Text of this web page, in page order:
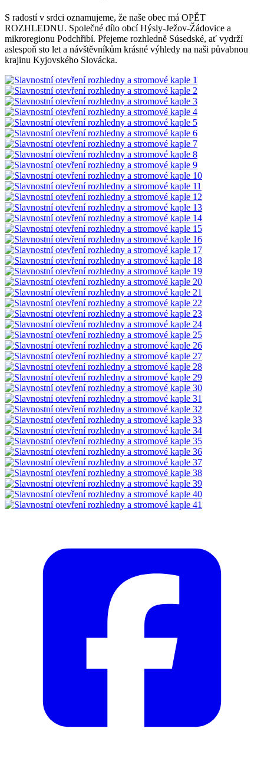
S radostí v srdci oznamujeme, že naše obec má OPĚT
ROZHLEDNU. Společné dílo obcí Hýsly-Ježov-Žádovice a
mikroregionu Podchřibí. Přejeme rozhledně Súsedské, ať vydrží
aslespoň sto let a návštěvníkům krásné výhledy na naši půvabnou
krajinu Kyjovského Slovácka.